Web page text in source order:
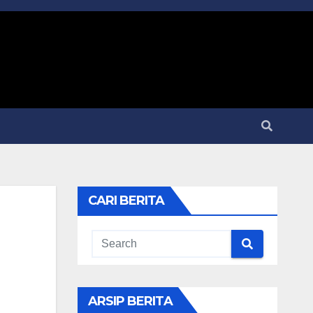
CARI BERITA
ARSIP BERITA